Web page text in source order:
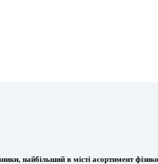
найбільший в місті асортимент